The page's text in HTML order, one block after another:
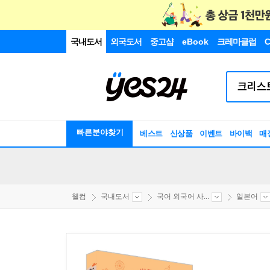
국내도서 외국도서 중고샵 eBook 크레마클럽
빠른분야찾기 베스트 신상품 이벤트 바이백 매
웰컴 국내도서 국어 외국어 사... 일본어